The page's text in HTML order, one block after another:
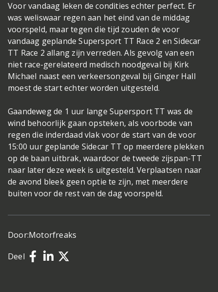
Voor vandaag leken de condities echter perfect. Er
was weliswaar regen aan het eind van de middag
voorspeld, maar tegen die tijd zouden de voor
vandaag geplande Supersport TT Race 2 en Sidecar
TT Race 2 allang zijn verreden. Als gevolg van een
niet race-gerelateerd medisch noodgeval bij Kirk
Michael naast een verkeersongeval bij Ginger Hall
moest de start echter worden uitgesteld.
Gaandeweg de 1 uur lange Supersport TT was de
wind behoorlijk gaan opsteken, als voorbode van
regen die inderdaad vlak voor de start van de voor
15:00 uur geplande Sidecar TT op meerdere plekken
op de baan uitbrak, waardoor de tweede zijspan-TT
naar later deze week is uitgesteld. Verplaatsen naar
de avond bleek geen optie te zijn, met meerdere
buiten voor de rest van de dag voorspeld.
Door:Motorfreaks
Deel